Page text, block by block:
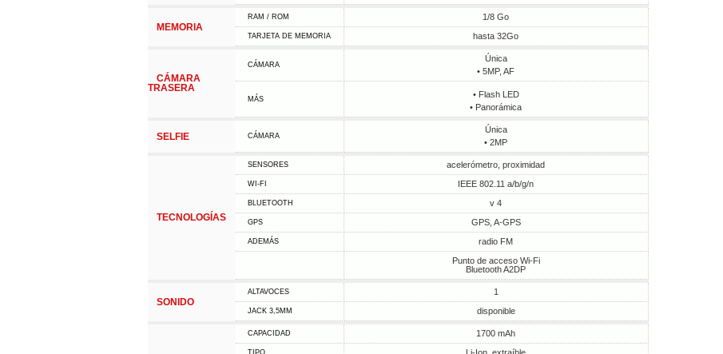
MEMORIA
RAM / ROM 1/8 Go
TARJETA DE MEMORIA hasta 32Go
CÁMARA
TRASERA
CÁMARA
Única
• 5MP, AF
MÁS
• Flash LED
• Panorámica
SELFIE CÁMARA
Única
• 2MP
TECNOLOGÍAS
SENSORES acelerómetro, proximidad
WI-FI IEEE 802.11 a/b/g/n
BLUETOOTH v 4
GPS GPS, A-GPS
ADEMÁS
radio FM
Punto de acceso Wi-Fi
Bluetooth A2DP
SONIDO
ALTAVOCES 1
JACK 3,5MM disponible
CAPACIDAD 1700 mAh
TIPO